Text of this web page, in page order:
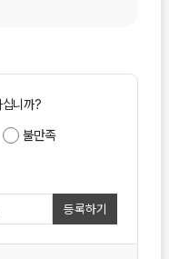
니까?
불만족
등록하기